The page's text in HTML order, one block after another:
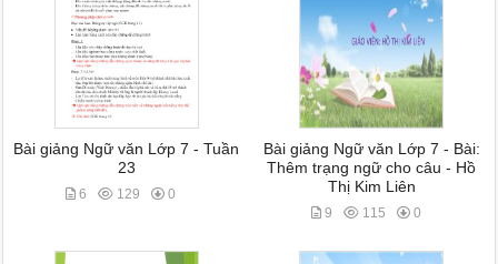
Bài giảng Ngữ văn Lớp 7 - Tuần
23
6 129 0
Bài giảng Ngữ văn Lớp 7 - Bài:
Thêm trạng ngữ cho câu - Hồ
Thị Kim Liên
9 115 0